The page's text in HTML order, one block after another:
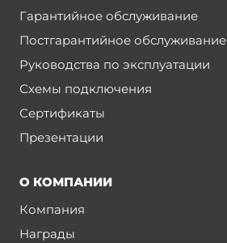
Гарантийное обслуживание
Постгарантийное обслуживание
Руководства по эксплуатации
Схемы подключения
Сертификаты
Презентации
О КОМПАНИИ
Компания
Награды